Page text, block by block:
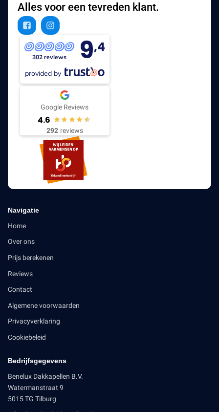
Alles voor een tevreden klant.
302 reviews 9,4
provided by
Google Reviews
4.6
292 reviews
Navigatie
Home
Over ons
Prijs berekenen
Reviews
Contact
Algemene voorwaarden
Privacyverklaring
Cookiebeleid
Bedrijfsgegevens
Benelux Dakkapellen B.V.
Watermanstraat 9
5015 TG Tilburg